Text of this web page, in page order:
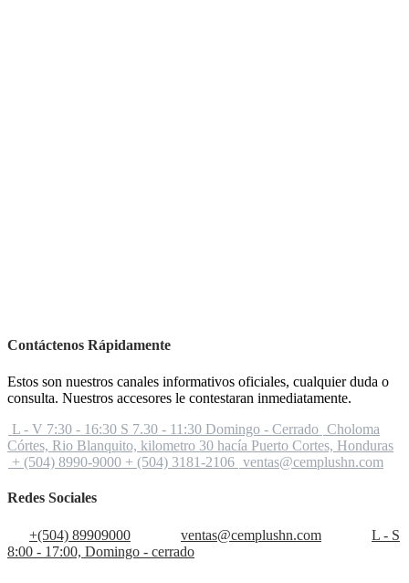
Contáctenos Rápidamente
Estos son nuestros canales informativos oficiales, cualquier duda o
consulta. Nuestros accesores le contestaran inmediatamente.
L - V 7:30 - 16:30 S 7.30 - 11:30 Domingo - Cerrado Choloma
Córtes, Rio Blanquito, kilometro 30 hacía Puerto Cortes, Honduras
+ (504) 8990-9000 + (504) 3181-2106 ventas@cemplushn.com
Redes Sociales
+(504) 89909000 ventas@cemplushn.com
L - S
8:00 - 17:00, Domingo - cerrado